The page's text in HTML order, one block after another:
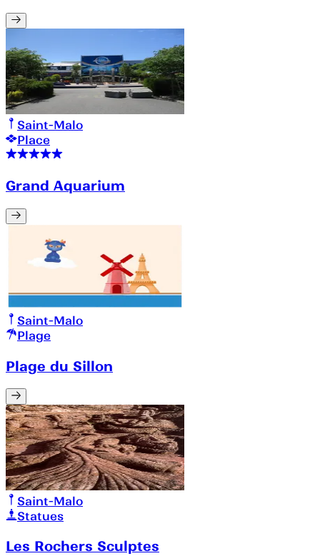
Saint-Malo
Place
Grand Aquarium
Saint-Malo
Plage
Plage du Sillon
Saint-Malo
Statues
Les Rochers Sculptes